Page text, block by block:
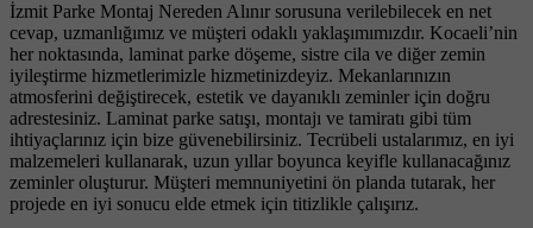
İzmit Parke Montaj Nereden Alınır sorusuna verilebilecek en net
cevap, uzmanlığımız ve müşteri odaklı yaklaşımımızdır. Kocaeli’nin
her noktasında, laminat parke döşeme, sistre cila ve diğer zemin
iyileştirme hizmetlerimizle hizmetinizdeyiz. Mekanlarınızın
atmosferini değiştirecek, estetik ve dayanıklı zeminler için doğru
adrestesiniz. Laminat parke satışı, montajı ve tamiratı gibi tüm
ihtiyaçlarınız için bize güvenebilirsiniz. Tecrübeli ustalarımız, en iyi
malzemeleri kullanarak, uzun yıllar boyunca keyifle kullanacağınız
zeminler oluşturur. Müşteri memnuniyetini ön planda tutarak, her
projede en iyi sonucu elde etmek için titizlikle çalışırız.